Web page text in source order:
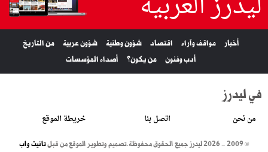
أخبار مواقف وآراء اقتصاد شؤون وطنية شؤون عربية
من التاريخ
أدب وفنون
من يكون؟ أصداء المؤسسات
في ليدرز
من نحن اتصل بنا خريطة الموقع
© 2009 - 2026 ليدرز جميع الحقوق محفوظة. تصميم وتطوير الموقع من قبلتانيت واب